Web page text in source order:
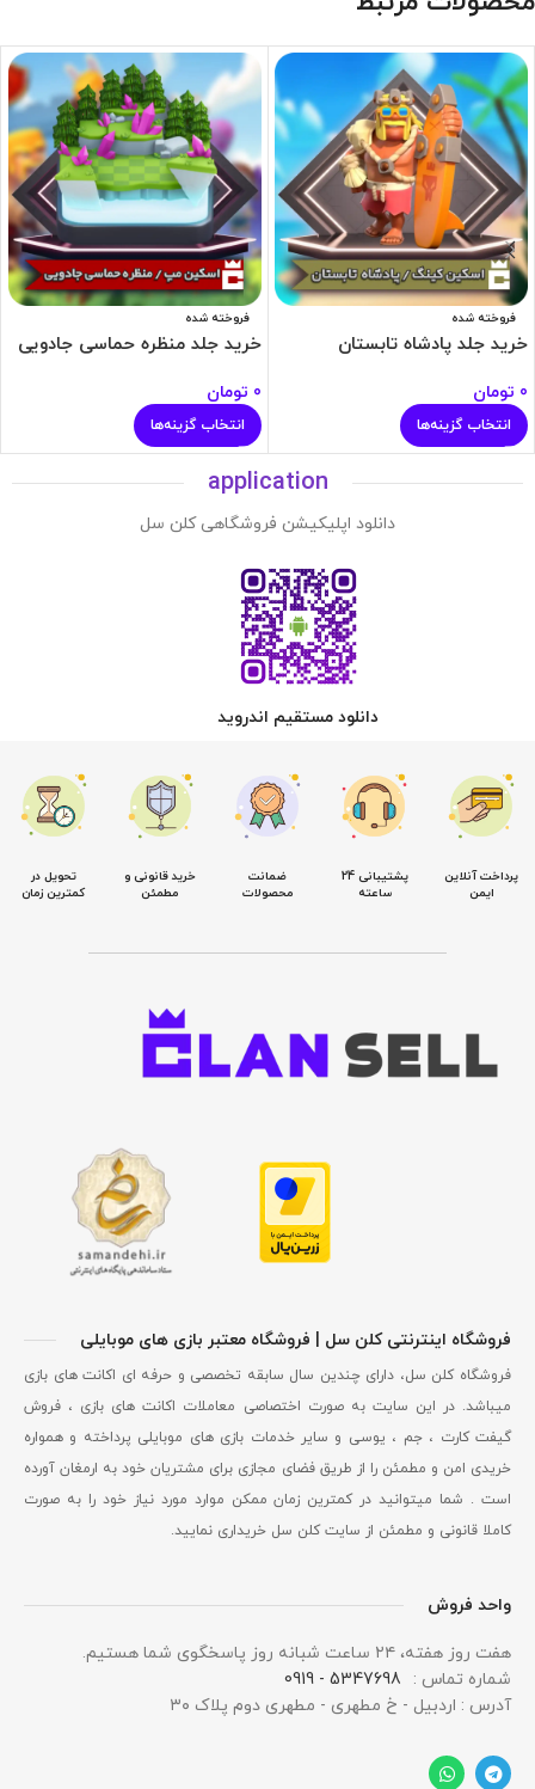
فروخته شده
خرید جلد پادشاه تابستان
0 تومان
انتخاب گزینه‌ها
فروخته شده
خرید جلد منظره حماسی جادویی
0 تومان
انتخاب گزینه‌ها
application
دانلود اپلیکیشن فروشگاهی کلن سل
دانلود مستقیم اندروید
پرداخت آنلاین
ایمن
پشتیبانی 24
ساعته
ضمانت
محصولات
خرید قانونی و
مطمئن
تحویل در
کمترین زمان
فروشگاه اینترنتی کلن سل | فروشگاه معتبر بازی های موبایلی
فروشگاه کلن سل، دارای چندین سال سابقه تخصصی و حرفه ای اکانت های بازی
میباشد. در این سایت به صورت اختصاصی معاملات اکانت های بازی ، فروش
گیفت کارت ، جم ، یوسی و سایر خدمات بازی های موبایلی پرداخته و همواره
خریدی امن و مطمئن را از طریق فضای مجازی برای مشتریان خود به ارمغان آورده
است . شما میتوانید در کمترین زمان ممکن موارد مورد نیاز خود را به صورت
کاملا قانونی و مطمئن از سایت کلن سل خریداری نمایید.
واحد فروش
هفت روز هفته، ۲۴ ساعت شبانه‌ روز پاسخگوی شما هستیم.
شماره تماس :
5347698 - 0919
آدرس : اردبیل - خ مطهری - مطهری دوم پلاک ۳۰